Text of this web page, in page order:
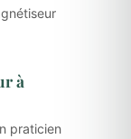
à
praticien